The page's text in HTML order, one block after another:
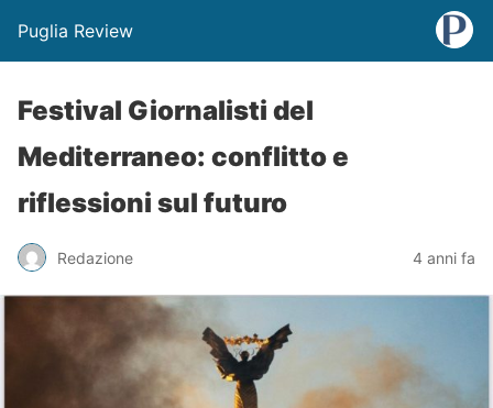
Puglia Review
Festival Giornalisti del
Mediterraneo: conflitto e
riflessioni sul futuro
Redazione 4 anni fa